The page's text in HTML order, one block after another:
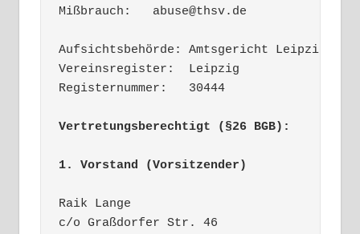
Mißbrauch:   abuse@thsv.de
Aufsichtsbehörde: Amtsgericht Leipzig
Vereinsregister:  Leipzig
Registernummer:   30444
Vertretungsberechtigt (§26 BGB):
1. Vorstand (Vorsitzender)
Raik Lange
c/o Graßdorfer Str. 46